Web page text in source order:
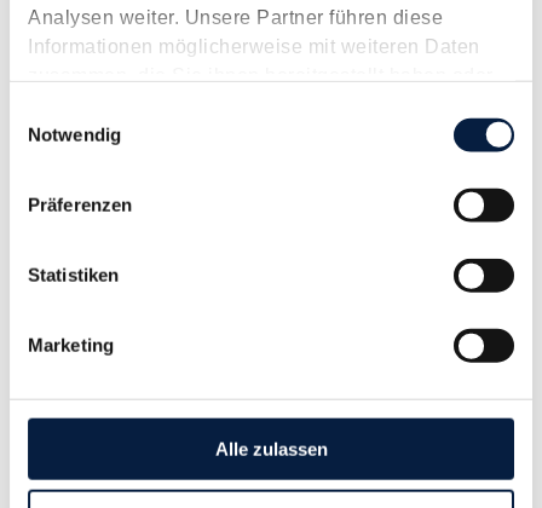
Analysen weiter. Unsere Partner führen diese
Informationen möglicherweise mit weiteren Daten
gesammelt haben.
Notwendig
Präferenzen
Statistiken
Marketing
Alle zulassen
Das neue Regierungsprogramm für den Zeitraum 2017 bis
2022 ist rund 180 Seiten stark und umfasst sehr allgemein
gehaltene Themenbereiche wie z.B. "Staat und Europa",
"Zukunft und Gesellschaft" oder auch "Standort und
Mit der Einführung des so genannten Advance Rulings (
Auskunftsbescheid gem. § 118 BAO ) im Jahr 2011 ist es zu
verwirklichte) Steuergestaltungen in den Bereichen
Umgründungen , Verrechnungspreise und...
Langtext
empfehlen drucken